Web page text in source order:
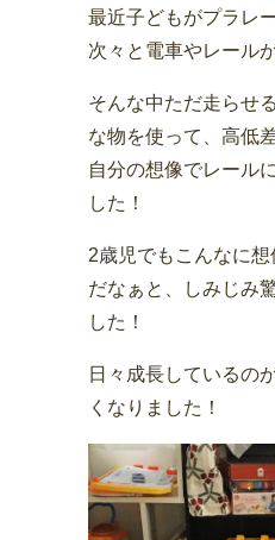
最近子どもがプラレ
次々と電車やレール
そんな中ただ走らせ
な物を使って、高低
自分の想像でレール
した！
2歳児でもこんなに
だなぁと、しみじみ
した！
日々成長しているの
くなりました！